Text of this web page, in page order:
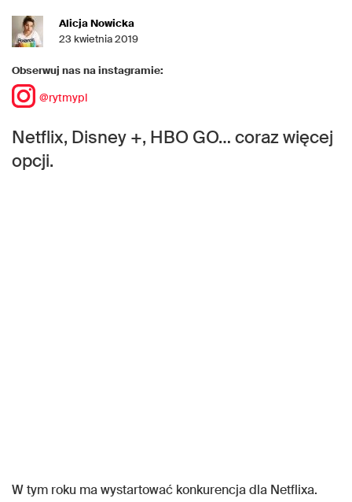
Alicja Nowicka
23 kwietnia 2019
Obserwuj nas na instagramie:
@rytmypl
Netflix, Disney +, HBO GO… coraz więcej
opcji.
W tym roku ma wystartować konkurencja dla Netflixa.